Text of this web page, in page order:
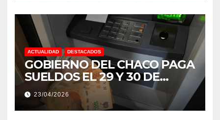
ACTUALIDAD DESTACADOS
GOBIERNO DEL CHACO PAGA
SUELDOS EL 29 Y 30 DE
ABRIL, CON EL 2% DE
AUMENTO
23/04/2026